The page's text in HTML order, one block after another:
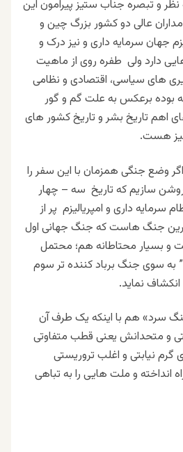
و تبصره جناب ستیز پیرامون این
عالی دو کشور بزرگ چین و
جهان سرمایه داری و نیز درک و
دارد ولی طفره روی از ماهیت
های سیاسی، اقتصادی و نظامی
بوده برعکس به علت گم و گور
اهم تاریخ بشر و تاریخ کشور های
نیز هست.
وضع جنگی همزمان با این سفر را
سازیم که تاریخ سه – چهار
سرمایه داری و امپریالیزم پر از
ترین جنگ هاست که جنگ جهانی اول
و بسیار محتاطانه هم؛ محتمل
سوی جنگ برباد کننده تر سوم
انکشاف نماید.
سرد» هم با اینکه یک طرف آن
و متحدانش یعنی قطب متفاوتی
گرم نیابتی و اغلب تروریستی
انداخته و ملت هایی را به تباهی